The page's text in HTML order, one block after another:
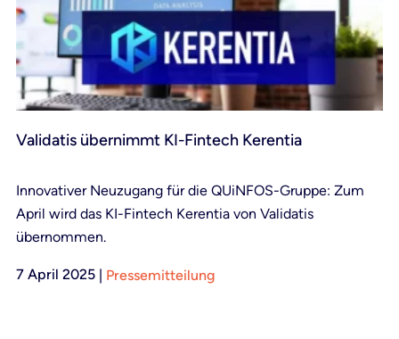
Validatis übernimmt KI-Fintech Kerentia
Innovativer Neuzugang für die QUiNFOS-Gruppe: Zum
April wird das KI-Fintech Kerentia von Validatis
übernommen.
7 April 2025 | Pressemitteilung